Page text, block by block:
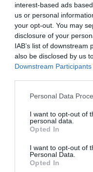
interest-based ads
us or personal
your opt-out. You may
disclosure of your
IAB’s list of
also be disclosed by us
Downstream Participants
Please note that this
not limited to your visit
grant or deny consent
use your data for below
consent section.
Personal Data
I want to opt-out of
personal data.
Opted In
I want to opt-out of
Personal Data.
Opted In
TÉRKÉPEN A